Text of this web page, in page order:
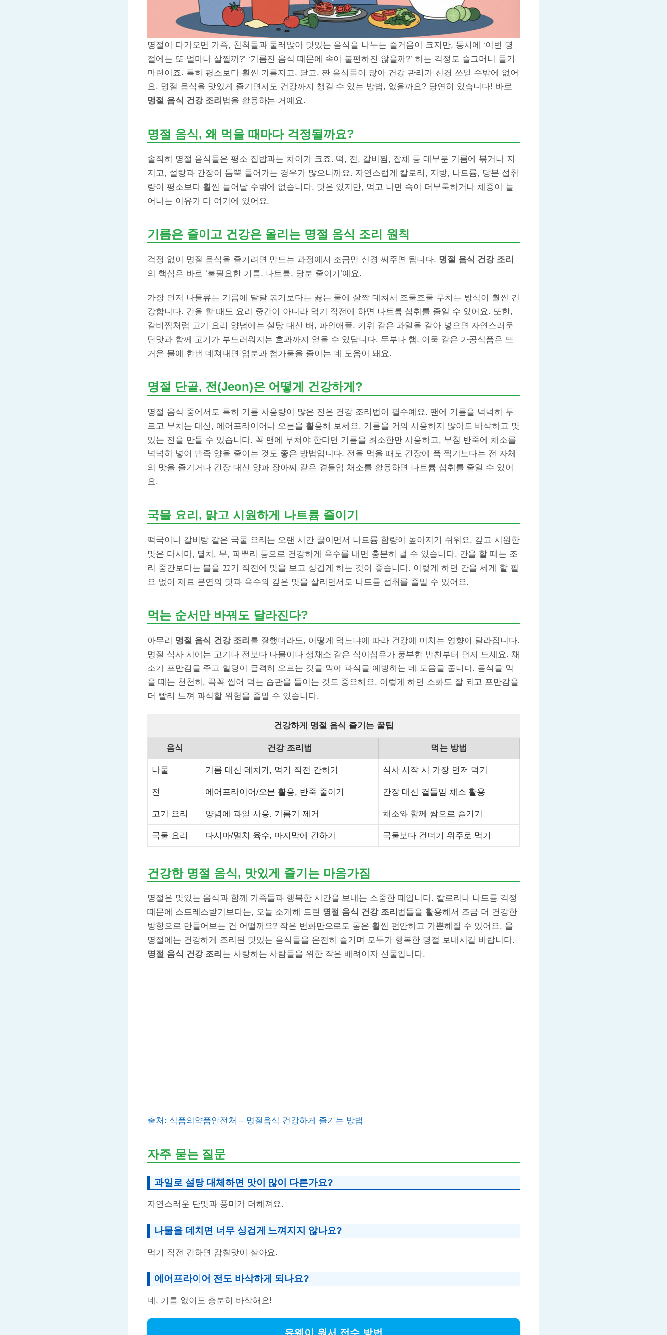
명절이 다가오면 가족, 친척들과 둘러앉아 맛있는 음식을 나누는 즐거움이 크지만, 동시에 ‘이번 명
절에는 또 얼마나 살찔까?’ ‘기름진 음식 때문에 속이 불편하진 않을까?’ 하는 걱정도 슬그머니 들기
마련이죠. 특히 평소보다 훨씬 기름지고, 달고, 짠 음식들이 많아 건강 관리가 신경 쓰일 수밖에 없어
요. 명절 음식을 맛있게 즐기면서도 건강까지 챙길 수 있는 방법, 없을까요? 당연히 있습니다! 바로
명절 음식 건강 조리 법을 활용하는 거예요.
명절 음식, 왜 먹을 때마다 걱정될까요?
솔직히 명절 음식들은 평소 집밥과는 차이가 크죠. 떡, 전, 갈비찜, 잡채 등 대부분 기름에 볶거나 지
지고, 설탕과 간장이 듬뿍 들어가는 경우가 많으니까요. 자연스럽게 칼로리, 지방, 나트륨, 당분 섭취
량이 평소보다 훨씬 늘어날 수밖에 없습니다. 맛은 있지만, 먹고 나면 속이 더부룩하거나 체중이 늘
어나는 이유가 다 여기에 있어요.
기름은 줄이고 건강은 올리는 명절 음식 조리 원칙
걱정 없이 명절 음식을 즐기려면 만드는 과정에서 조금만 신경 써주면 됩니다. 명절 음식 건강 조리
의 핵심은 바로 ‘불필요한 기름, 나트륨, 당분 줄이기’예요.
가장 먼저 나물류는 기름에 달달 볶기보다는 끓는 물에 살짝 데쳐서 조물조물 무치는 방식이 훨씬 건
강합니다. 간을 할 때도 요리 중간이 아니라 먹기 직전에 하면 나트륨 섭취를 줄일 수 있어요. 또한,
갈비찜처럼 고기 요리 양념에는 설탕 대신 배, 파인애플, 키위 같은 과일을 갈아 넣으면 자연스러운
단맛과 함께 고기가 부드러워지는 효과까지 얻을 수 있답니다. 두부나 햄, 어묵 같은 가공식품은 뜨
거운 물에 한번 데쳐내면 염분과 첨가물을 줄이는 데 도움이 돼요.
명절 단골, 전(Jeon)은 어떻게 건강하게?
명절 음식 중에서도 특히 기름 사용량이 많은 전은 건강 조리법이 필수예요. 팬에 기름을 넉넉히 두
르고 부치는 대신, 에어프라이어나 오븐을 활용해 보세요. 기름을 거의 사용하지 않아도 바삭하고 맛
있는 전을 만들 수 있습니다. 꼭 팬에 부쳐야 한다면 기름을 최소한만 사용하고, 부침 반죽에 채소를
넉넉히 넣어 반죽 양을 줄이는 것도 좋은 방법입니다. 전을 먹을 때도 간장에 푹 찍기보다는 전 자체
의 맛을 즐기거나 간장 대신 양파 장아찌 같은 곁들임 채소를 활용하면 나트륨 섭취를 줄일 수 있어
요.
국물 요리, 맑고 시원하게 나트륨 줄이기
떡국이나 갈비탕 같은 국물 요리는 오랜 시간 끓이면서 나트륨 함량이 높아지기 쉬워요. 깊고 시원한
맛은 다시마, 멸치, 무, 파뿌리 등으로 건강하게 육수를 내면 충분히 낼 수 있습니다. 간을 할 때는 조
리 중간보다는 불을 끄기 직전에 맛을 보고 싱겁게 하는 것이 좋습니다. 이렇게 하면 간을 세게 할 필
요 없이 재료 본연의 맛과 육수의 깊은 맛을 살리면서도 나트륨 섭취를 줄일 수 있어요.
먹는 순서만 바꿔도 달라진다?
아무리 명절 음식 건강 조리 를 잘했더라도, 어떻게 먹느냐에 따라 건강에 미치는 영향이 달라집니다.
명절 식사 시에는 고기나 전보다 나물이나 생채소 같은 식이섬유가 풍부한 반찬부터 먼저 드세요. 채
소가 포만감을 주고 혈당이 급격히 오르는 것을 막아 과식을 예방하는 데 도움을 줍니다. 음식을 먹
을 때는 천천히, 꼭꼭 씹어 먹는 습관을 들이는 것도 중요해요. 이렇게 하면 소화도 잘 되고 포만감을
더 빨리 느껴 과식할 위험을 줄일 수 있습니다.
건강하게 명절 음식 즐기는 꿀팁
음식 건강 조리법 먹는 방법
나물 기름 대신 데치기, 먹기 직전 간하기 식사 시작 시 가장 먼저 먹기
전 에어프라이어/오븐 활용, 반죽 줄이기 간장 대신 곁들임 채소 활용
고기 요리 양념에 과일 사용, 기름기 제거 채소와 함께 쌈으로 즐기기
국물 요리 다시마/멸치 육수, 마지막에 간하기 국물보다 건더기 위주로 먹기
건강한 명절 음식, 맛있게 즐기는 마음가짐
명절은 맛있는 음식과 함께 가족들과 행복한 시간을 보내는 소중한 때입니다. 칼로리나 나트륨 걱정
때문에 스트레스받기보다는, 오늘 소개해 드린 명절 음식 건강 조리 법들을 활용해서 조금 더 건강한
방향으로 만들어보는 건 어떨까요? 작은 변화만으로도 몸은 훨씬 편안하고 가뿐해질 수 있어요. 올
명절에는 건강하게 조리된 맛있는 음식들을 온전히 즐기며 모두가 행복한 명절 보내시길 바랍니다.
명절 음식 건강 조리 는 사랑하는 사람들을 위한 작은 배려이자 선물입니다.
출처: 식품의약품안전처 – 명절음식 건강하게 즐기는 방법
자주 묻는 질문
과일로 설탕 대체하면 맛이 많이 다른가요?
자연스러운 단맛과 풍미가 더해져요.
나물을 데치면 너무 싱겁게 느껴지지 않나요?
먹기 직전 간하면 감칠맛이 살아요.
에어프라이어 전도 바삭하게 되나요?
네, 기름 없이도 충분히 바삭해요!
유웨이 원서 접수 방법